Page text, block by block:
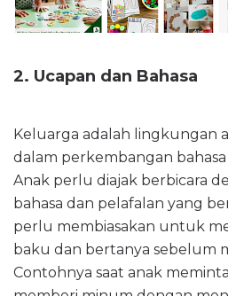
2. Ucapan dan Bahasa
Keluarga adalah lingkungan
dalam perkembangan
Anak perlu diajak berbicara
bahasa dan pelafalan yang
perlu membiasakan untuk
baku dan bertanya sebelum
Contohnya saat anak